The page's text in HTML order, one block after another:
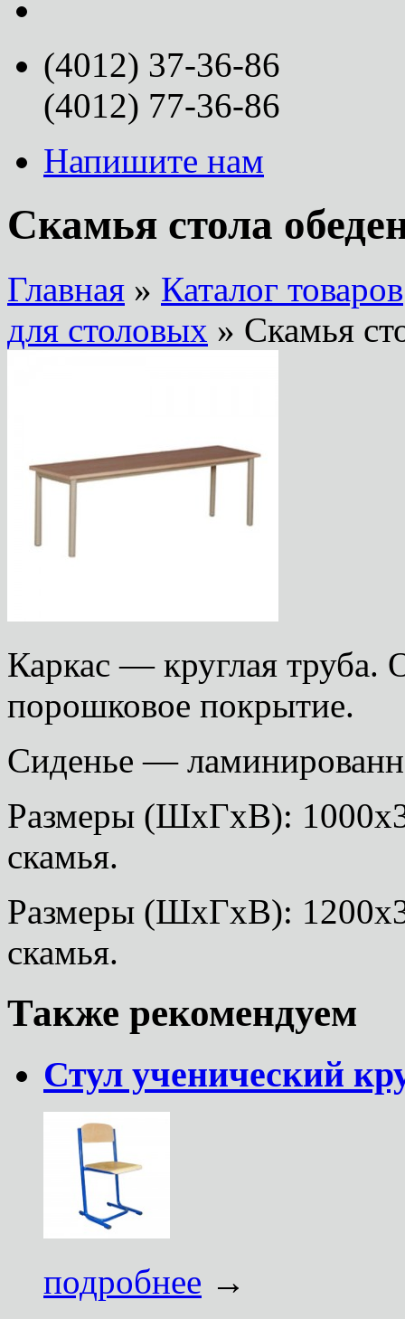
(4012) 37-36-86
(4012) 77-36-86
Напишите нам
Скамья стола
Главная » Каталог товаров
для столовых » Скамья
Каркас — круглая
порошковое покрытие.
Сиденье —
Размеры (ШхГхВ):
скамья.
Размеры (ШхГхВ):
скамья.
Также рекомендуем
Стул ученический
подробнее →